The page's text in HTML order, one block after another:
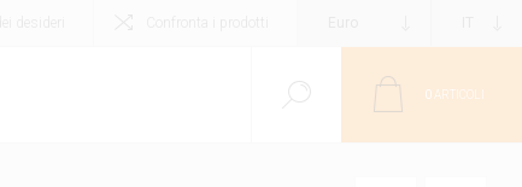
0 ARTICOLI